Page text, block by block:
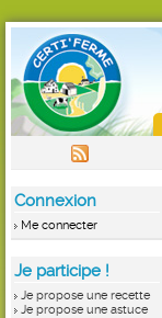
Connexion
Me connecter
Je participe !
Je propose une recette
Je propose une astuce